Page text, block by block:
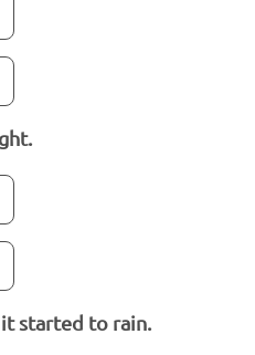
it started to rain.